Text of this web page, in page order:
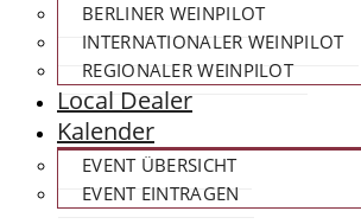
BERLINER WEINPILOT
INTERNATIONALER WEINPILOT
REGIONALER WEINPILOT
Local Dealer
Kalender
EVENT ÜBERSICHT
EVENT EINTRAGEN